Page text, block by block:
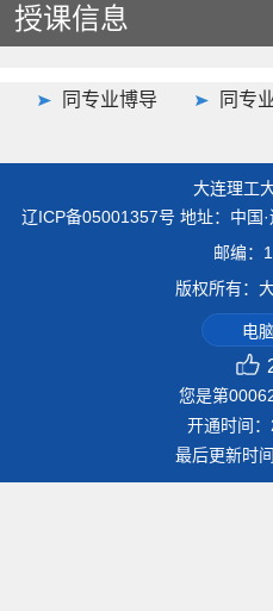
授课信息
同专业博导 同专
大连理工
辽ICP备05001357号 地址：中国
邮编：
版权所有：
电
您是第
开通时间：
最后更新时间